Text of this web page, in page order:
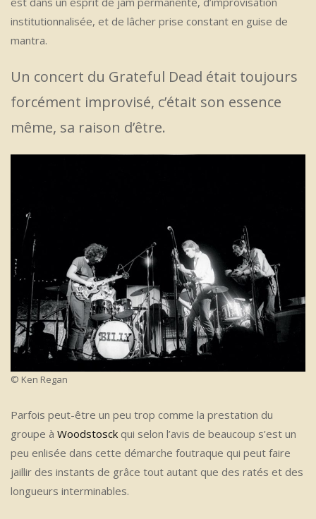
institutionnalisée, et de lâcher prise constant en guise de
mantra.
Un concert du Grateful Dead était toujours
forcément improvisé, c’était son essence
même, sa raison d’être.
© Ken Regan
Parfois peut-être un peu trop comme la prestation du
groupe à Woodstosck qui selon l’avis de beaucoup s’est un
peu enlisée dans cette démarche foutraque qui peut faire
jaillir des instants de grâce tout autant que des ratés et des
longueurs interminables.